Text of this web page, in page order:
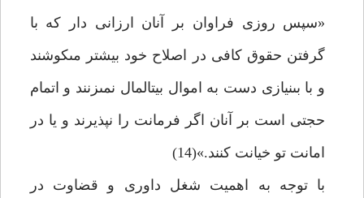
«سپس روزى فراوان بر آنان ارزانى دار كه با
گرفتن حقوق كافى در اصلاح خود بيشتر مى‏كوشند
و با بى‏نيازى دست به اموال بيت‏المال نمى‏زنند و اتمام
حجتى است بر آنان اگر فرمانت را نپذيرند و يا در
امانت تو خيانت كنند.»(14)
با توجه به اهميت شغل داورى و قضاوت در